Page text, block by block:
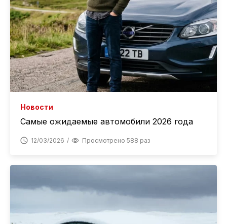
Новости
Самые ожидаемые автомобили 2026 года
12/03/2026 Просмотрено 588 раз